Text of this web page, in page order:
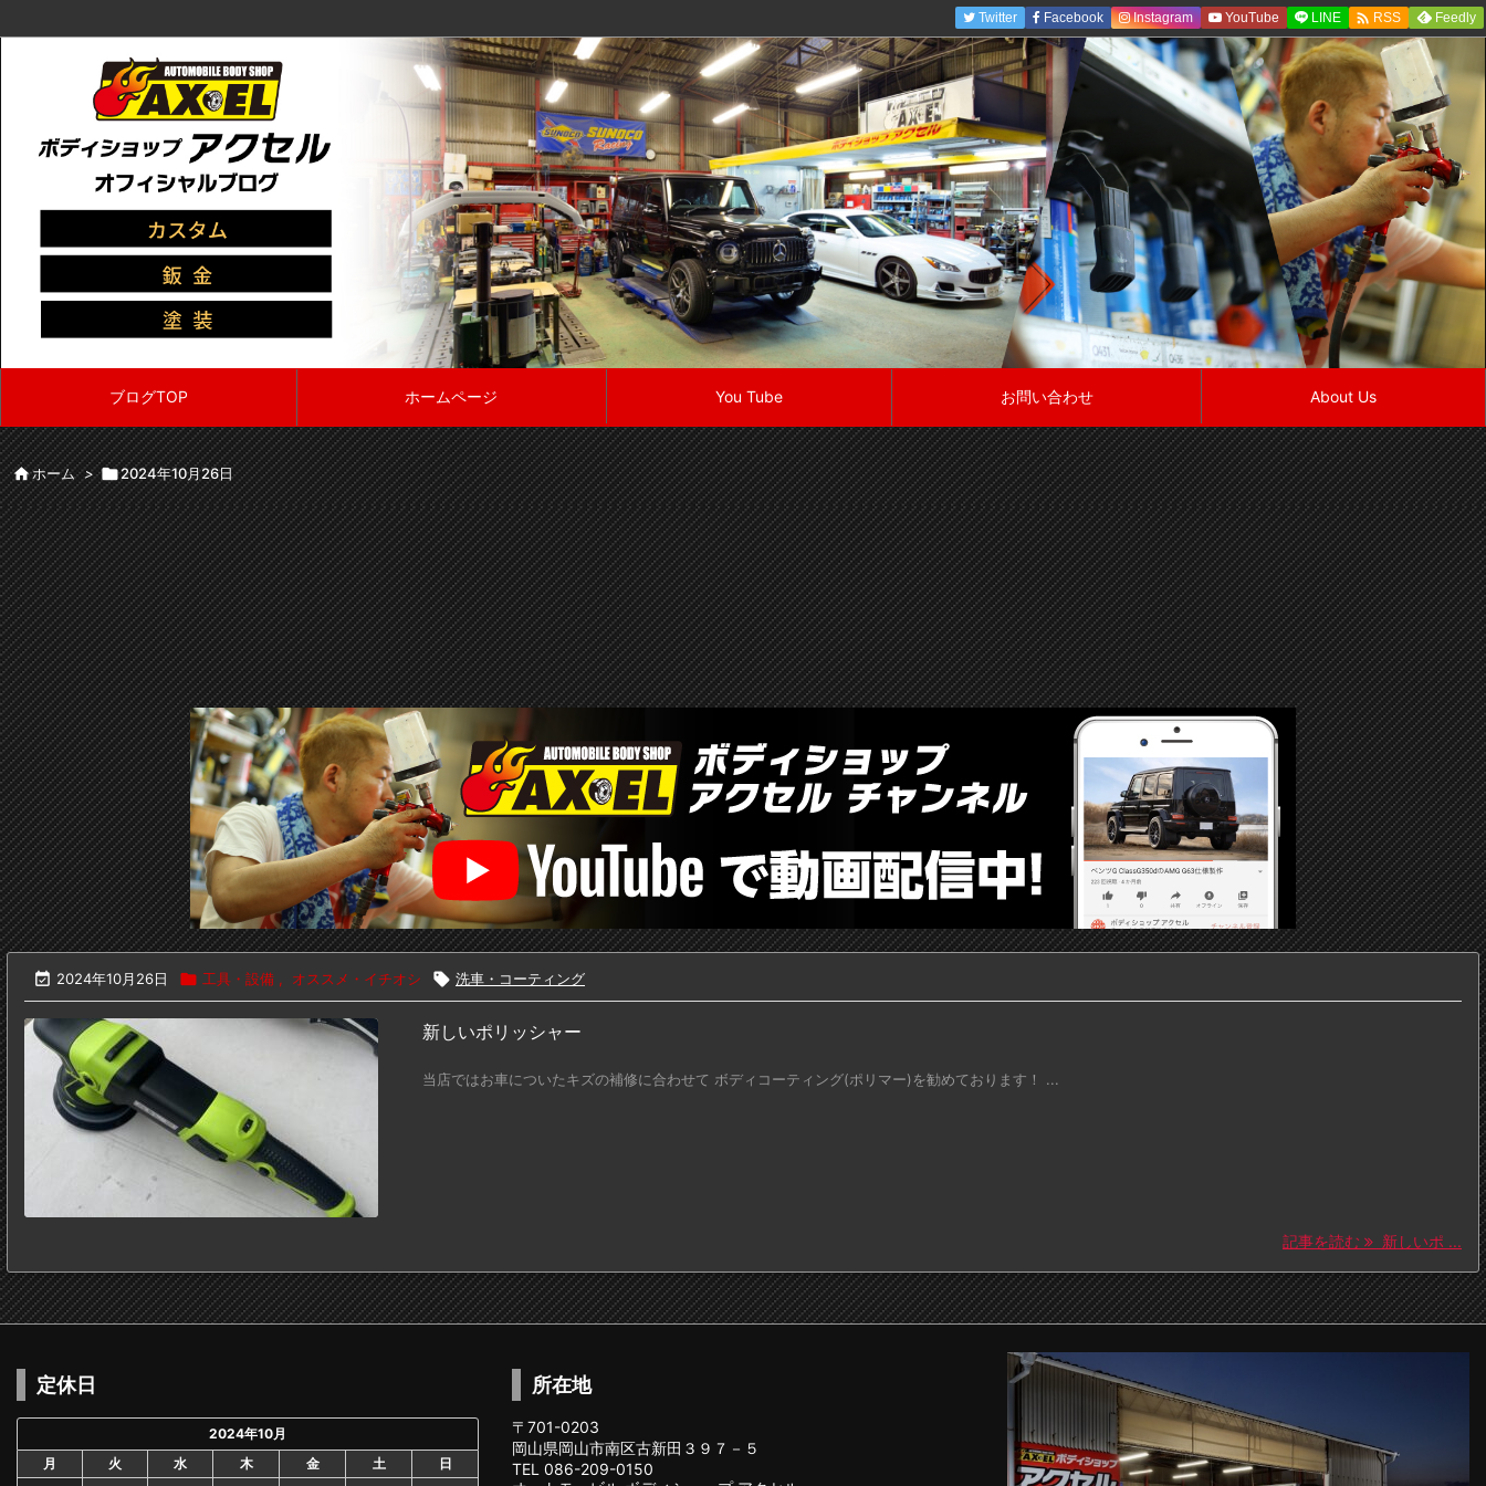
ブログTOP ホームページ You Tube お問い合わせ About Us
Twitter Facebook Instagram YouTube LINE  RSS Feedly
ホーム > 2024年10月26日
 2024年10月26日  工具・設備 , オススメ・イチオシ  洗車・コーティング
新しいポリッシャー
当店ではお車についたキズの補修に合わせて ボディコーティング(ポリマー)を勧めております！ ...
記事を読む 新しいポ ...
定休日
2024年10月
月
火 水 木 金 土
日
所在地
〒701-0203
岡山県岡山市南区古新田３９７－５
TEL 086-209-0150